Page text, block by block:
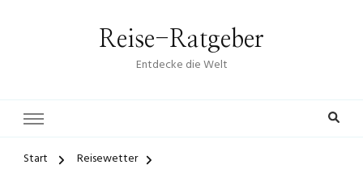
Reise-Ratgeber
Entdecke die Welt
Start
Reisewetter